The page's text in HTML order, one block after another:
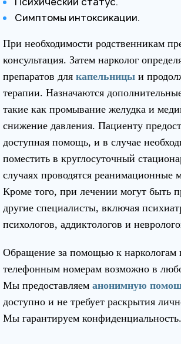
Симптомы интоксикации.
При необходимости родственникам
консультация. Затем нарколог
препаратов для капельницы и
терапии. Назначаются
такие как промывание желудка и
снижение давления. Пациенту
доступная помощь, и в случае
поместить в круглосуточный
случаях проводятся реанимационные
Кроме того, при лечении могут быть
другие специалисты, включая
психологов, аддиктологов и
Обращение за помощью к наркологам
телефонным номерам возможно в
Мы предоставляем анонимную
доступно и не требует раскрытия
Мы гарантируем конфиденциальность.